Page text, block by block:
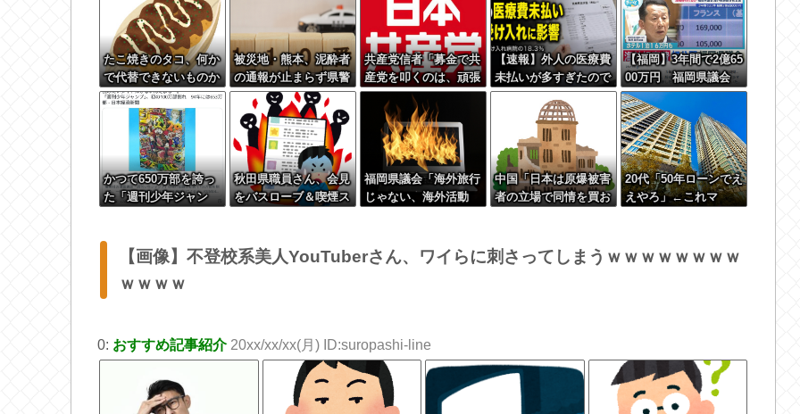
たこ焼きのタコ、何か
で代替できないものか
被災地・熊本、泥酔者
の通報が止まらず県警
が異例のお願い
共産党信者「募金で共
産党を叩くのは、頑張
る人を邪魔したいとい
う日本人らしい薄暗い
欲望のせい」
【速報】外人の医療費
未払いが多すぎたので
病院が外人の治療を断
るようになってしまう
【福岡】3年間で2億65
00万円 福岡県議会
「海外視察費」公表
かつて650万部を誇っ
た「週刊少年ジャン
秋田県職員さん、会見
をバスローブ＆喫煙ス
福岡県議会「海外旅行
じゃない、海外活動
中国「日本は原爆被害
者の立場で同情を買お
20代「50年ローンでえ
えやろ」←これマ
【画像】不登校系美人YouTuberさん、ワイらに刺さってしまうｗｗｗｗｗｗｗｗ
ｗｗｗｗ
0: おすすめ記事紹介20xx/xx/xx(月) ID:suropashi-line